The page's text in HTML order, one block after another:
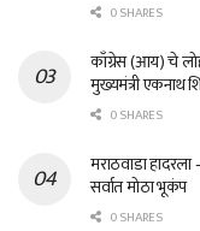
0 SHARES
काँग्रेस (आय) चे
मुख्यमंत्री एकनाथ
0 SHARES
मराठवाडा
सर्वात मोठा भूकंप
0 SHARES